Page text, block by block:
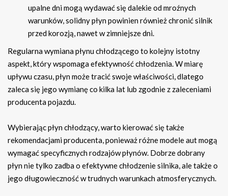
upalne dni mogą wydawać się dalekie od mroźnych
warunków, solidny płyn powinien również chronić silnik
przed korozją, nawet w zimniejsze dni.
Regularna wymiana płynu chłodzącego to kolejny istotny
aspekt, który wspomaga efektywność chłodzenia. W miarę
upływu czasu, płyn może tracić swoje właściwości, dlatego
zaleca się jego wymianę co kilka lat lub zgodnie z zaleceniami
producenta pojazdu.
Wybierając płyn chłodzący, warto kierować się także
rekomendacjami producenta, ponieważ różne modele aut mogą
wymagać specyficznych rodzajów płynów. Dobrze dobrany
płyn nie tylko zadba o efektywne chłodzenie silnika, ale także o
jego długowieczność w trudnych warunkach atmosferycznych.